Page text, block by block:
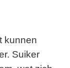
kunnen
Suiker